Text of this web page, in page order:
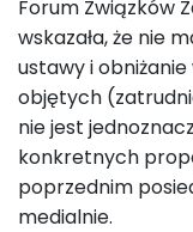
Forum Związków
wskazała, że nie
ustawy i
objętych
nie jest
konkretnych
poprzednim
medialnie.